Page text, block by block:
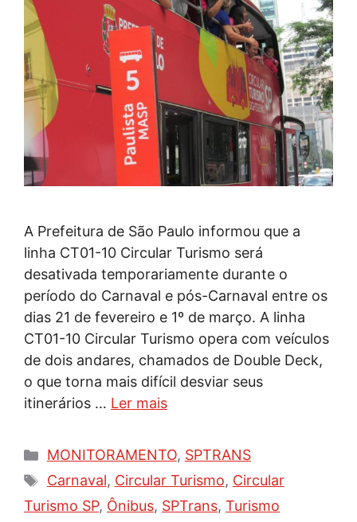
A Prefeitura de São Paulo informou que a
linha CT01-10 Circular Turismo será
desativada temporariamente durante o
período do Carnaval e pós-Carnaval entre os
dias 21 de fevereiro e 1º de março. A linha
CT01-10 Circular Turismo opera com veículos
de dois andares, chamados de Double Deck,
o que torna mais difícil desviar seus
itinerários … Ler mais
Categorias
MONITORAMENTO, SPTRANS
Tags
Carnaval, Circular Turismo, Circular
Turismo SP, Ônibus, SPTrans, Turismo